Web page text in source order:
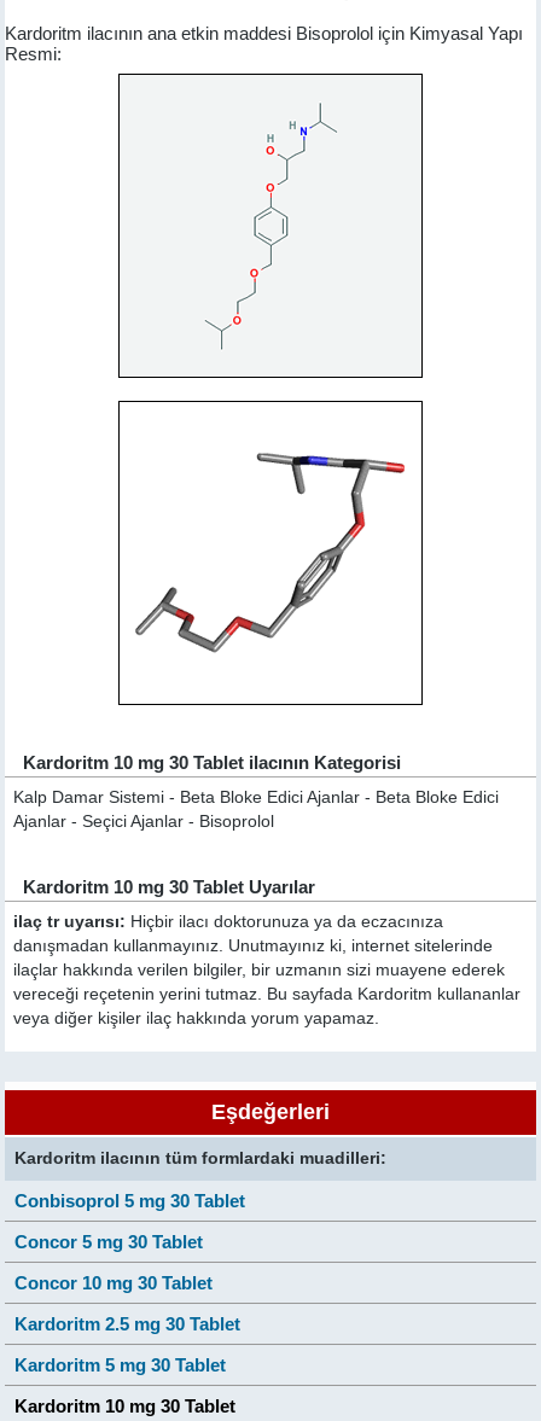
Kardoritm ilacının ana etkin maddesi Bisoprolol için Kimyasal Yapı
Resmi:
Kardoritm 10 mg 30 Tablet ilacının Kategorisi
Kalp Damar Sistemi - Beta Bloke Edici Ajanlar - Beta Bloke Edici
Ajanlar - Seçici Ajanlar - Bisoprolol
Kardoritm 10 mg 30 Tablet Uyarılar
ilaç tr uyarısı: Hiçbir ilacı doktorunuza ya da eczacınıza
danışmadan kullanmayınız. Unutmayınız ki, internet sitelerinde
ilaçlar hakkında verilen bilgiler, bir uzmanın sizi muayene ederek
vereceği reçetenin yerini tutmaz. Bu sayfada Kardoritm kullananlar
veya diğer kişiler ilaç hakkında yorum yapamaz.
Eşdeğerleri
Kardoritm ilacının tüm formlardaki muadilleri:
Conbisoprol 5 mg 30 Tablet
Concor 5 mg 30 Tablet
Concor 10 mg 30 Tablet
Kardoritm 2.5 mg 30 Tablet
Kardoritm 5 mg 30 Tablet
Kardoritm 10 mg 30 Tablet